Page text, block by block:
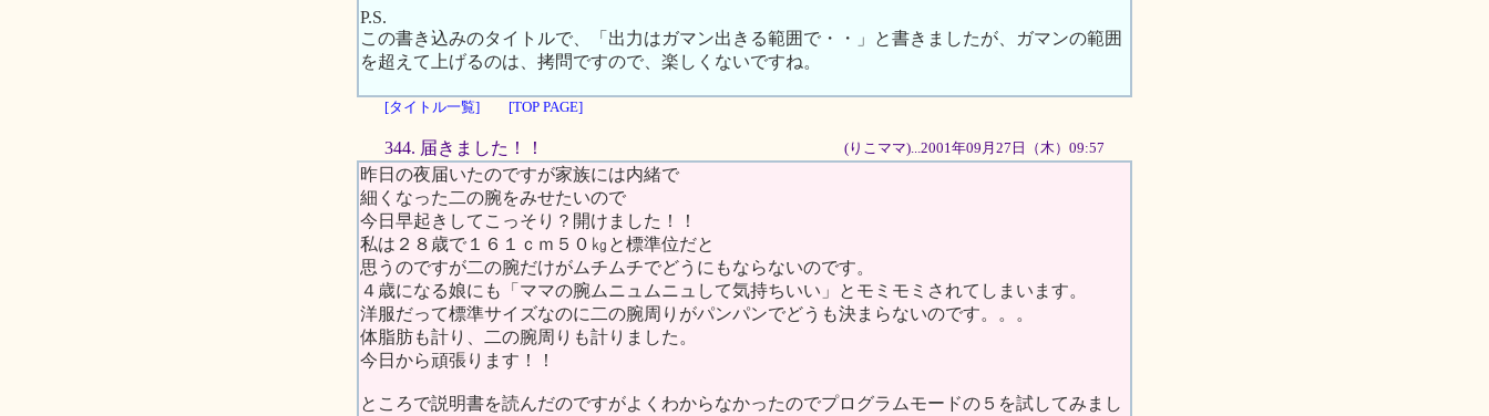
P.S.
この書き込みのタイトルで、「出力はガマン出きる範囲で・・」と書きましたが、ガマンの範囲
を超えて上げるのは、拷問ですので、楽しくないですね。
[タイトル一覧] [TOP PAGE]
344. 届きました！！ (りこママ)...2001年09月27日（木）09:57
昨日の夜届いたのですが家族には内緒で
細くなった二の腕をみせたいので
今日早起きしてこっそり？開けました！！
私は２８歳で１６１ｃｍ５０㎏と標準位だと
思うのですが二の腕だけがムチムチでどうにもならないのです。
４歳になる娘にも「ママの腕ムニュムニュして気持ちいい」とモミモミされてしまいます。
洋服だって標準サイズなのに二の腕周りがパンパンでどうも決まらないのです。。。
体脂肪も計り、二の腕周りも計りました。
今日から頑張ります！！
ところで説明書を読んだのですがよくわからなかったのでプログラムモードの５を試してみまし